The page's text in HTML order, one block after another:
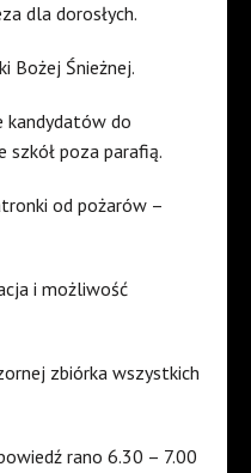
dla dorosłych.
Bożej Śnieżnej.
kandydatów do
szkół poza parafią.
od pożarów –
i możliwość
zbiórka wszystkich
rano 6.30 – 7.00